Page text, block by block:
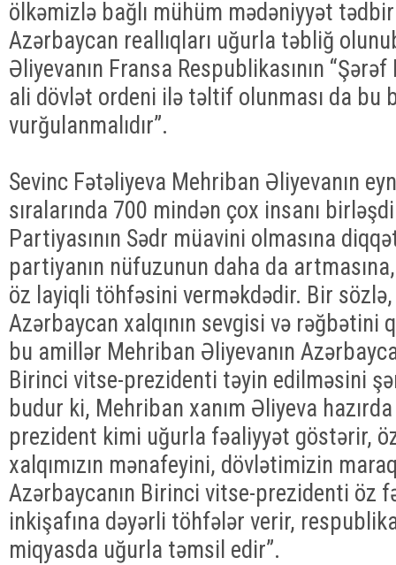
ölkəmizlə bağlı mühüm mədəniyyət
Azərbaycan reallıqları uğurla təbliğ
Əliyevanın Fransa Respublikasının
ali dövlət ordeni ilə təltif olunması da bu
vurğulanmalıdır”.
Sevinc Fətəliyeva Mehriban Əliyevanın
sıralarında 700 mindən çox insanı
Partiyasının Sədr müavini olmasına
partiyanın nüfuzunun daha da
öz layiqli töhfəsini verməkdədir. Bir
Azərbaycan xalqının sevgisi və rəğbətini
bu amillər Mehriban Əliyevanın
Birinci vitse-prezidenti təyin edilməsini
budur ki, Mehriban xanım Əliyeva
prezident kimi uğurla fəaliyyət göstərir,
xalqımızın mənafeyini, dövlətimizin
Azərbaycanın Birinci vitse-prezidenti öz
inkişafına dəyərli töhfələr verir,
miqyasda uğurla təmsil edir”.